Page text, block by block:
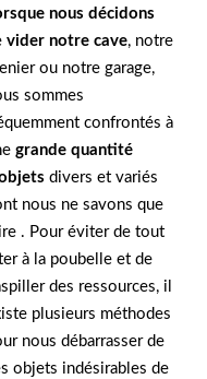
nous décidons
vider notre cave, notre
ou notre garage,
sommes
confrontés à
grande quantité
divers et variés
nous ne savons que
. Pour éviter de tout
à la poubelle et de
des ressources, il
plusieurs méthodes
nous débarrasser de
objets indésirables de